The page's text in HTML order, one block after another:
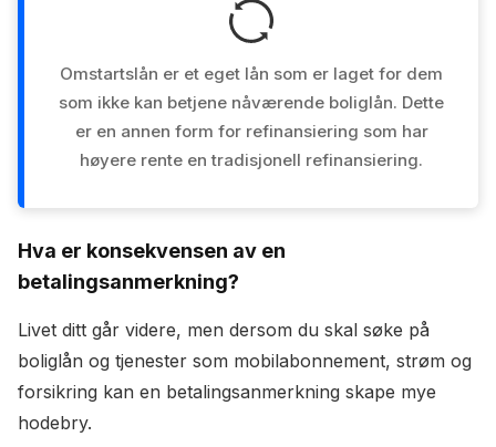
Omstartslån er et eget lån som er laget for dem
som ikke kan betjene nåværende boliglån. Dette
er en annen form for refinansiering som har
høyere rente en tradisjonell refinansiering.
Hva er konsekvensen av en
betalingsanmerkning?
Livet ditt går videre, men dersom du skal søke på
boliglån og tjenester som mobilabonnement, strøm og
forsikring kan en betalingsanmerkning skape mye
hodebry.